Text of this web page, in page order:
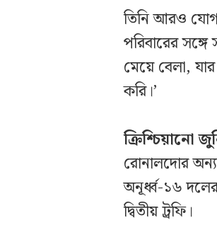
তিনি আরও
পরিবারের
মেয়ে বেলা,
করি।’
ক্রিশ্চিয়ানো
রোনালদোর
অনূর্ধ্ব-১৬
দ্বিতীয় ট্রফি।